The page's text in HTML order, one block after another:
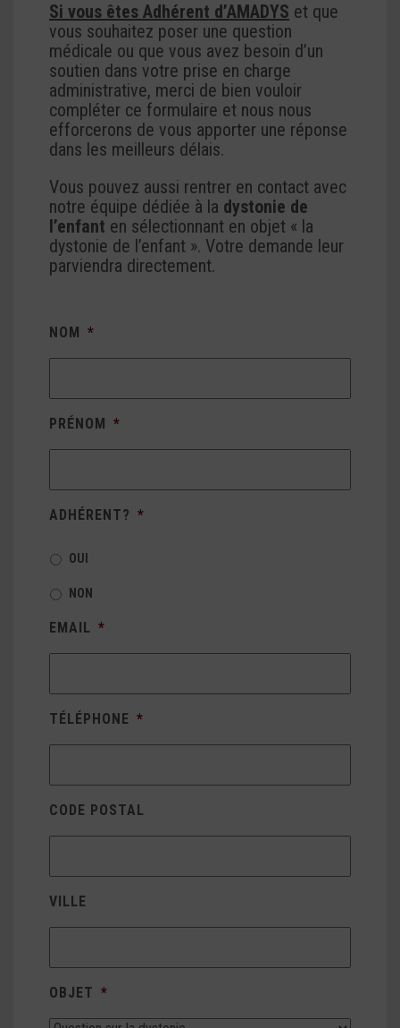
Si vous êtes Adhérent d’AMADYS et que
vous souhaitez poser une question
médicale ou que vous avez besoin d’un
soutien dans votre prise en charge
administrative, merci de bien vouloir
compléter ce formulaire et nous nous
efforcerons de vous apporter une réponse
dans les meilleurs délais.
Vous pouvez aussi rentrer en contact avec
notre équipe dédiée à la dystonie de
l’enfant en sélectionnant en objet « la
dystonie de l’enfant ». Votre demande leur
parviendra directement.
NOM *
PRÉNOM *
ADHÉRENT? *
OUI
NON
EMAIL *
TÉLÉPHONE *
CODE POSTAL
VILLE
OBJET *